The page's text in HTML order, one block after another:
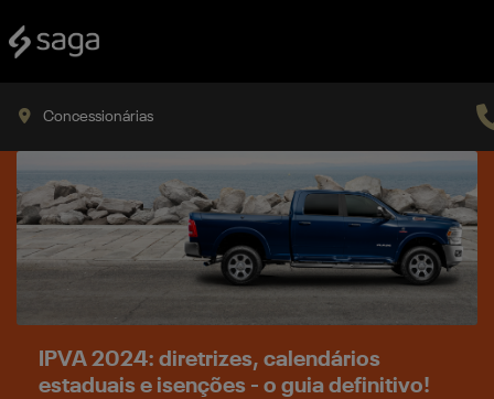
Concessionárias
IPVA 2024: diretrizes, calendários
estaduais e isenções - o guia definitivo!